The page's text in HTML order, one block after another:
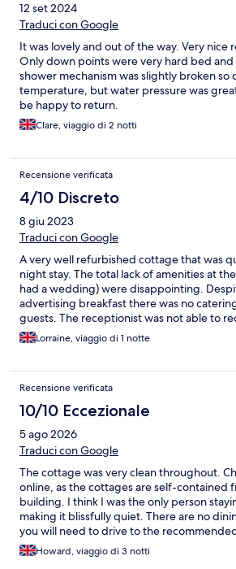
12 set 2024
Traduci con Google
It was lovely and out of the way. Very nice
Only down points were very hard bed
shower mechanism was slightly broken
temperature, but water pressure was
be happy to return.
Clare, viaggio di 2 notti
Recensione verificata
4/10 Discreto
8 giu 2023
Traduci con Google
A very well refurbished cottage that was
night stay. The total lack of amenities at
had a wedding) were disappointing.
advertising breakfast there was no
guests. The receptionist was not able to
options/restaurants. The customer service
but handed us a key and that was it on
departure the Manor was locked and
- we managed to find a Gardner to hand
impersonal overall. The cottage is very small.
Lorraine, viaggio di 1 notte
Recensione verificata
10/10 Eccezionale
5 ago 2026
Traduci con Google
The cottage was very clean throughout.
online, as the cottages are self-contained
building. I think I was the only person
making it blissfully quiet. There are no
you will need to drive to the
didn't actually try any of them, as I was
base to visit family. I will definitely look to
Howard, viaggio di 3 notti